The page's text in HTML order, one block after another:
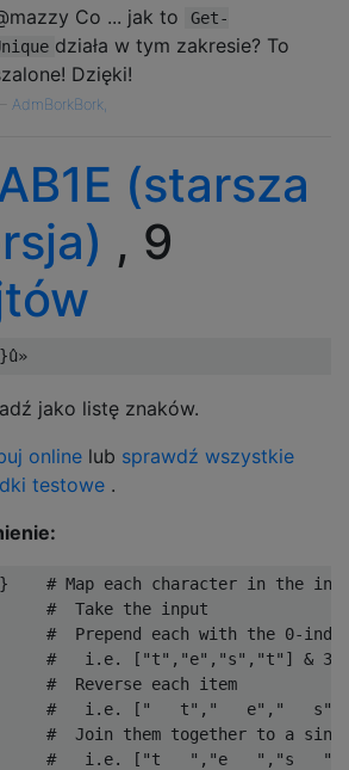
Co ... jak to
Get-
działa w tym zakresie? To
Dzięki!
AdmBorkBork,
(starsza
, 9
jako listę znaków.
online lub sprawdź wszystkie
testowe .
}
# Map each character in the
#  Take the input
#  Prepend each with the 0-
#   i.e. ["t","e","s","t"] &
#  Reverse each item
#   i.e. ["   t","   e","
J
#  Join them together to a
#   i.e. ["t   ","e   ","s